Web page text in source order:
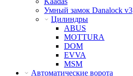
Умный замок Danalock v3
Цилиндры
ABUS
MOTTURA
DOM
EVVA
MSM
Автоматические ворота